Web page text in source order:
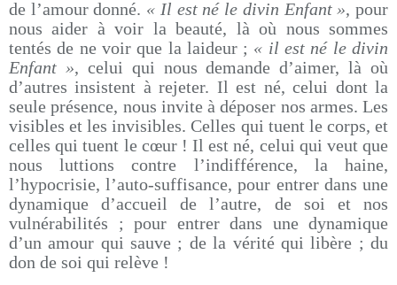
de l’amour donné. « Il est né le divin Enfant », pour
nous aider à voir la beauté, là où nous sommes
tentés de ne voir que la laideur ; « il est né le divin
Enfant », celui qui nous demande d’aimer, là où
d’autres insistent à rejeter. Il est né, celui dont la
seule présence, nous invite à déposer nos armes. Les
visibles et les invisibles. Celles qui tuent le corps, et
celles qui tuent le cœur ! Il est né, celui qui veut que
nous luttions contre l’indifférence, la haine,
l’hypocrisie, l’auto-suffisance, pour entrer dans une
dynamique d’accueil de l’autre, de soi et nos
vulnérabilités ; pour entrer dans une dynamique
d’un amour qui sauve ; de la vérité qui libère ; du
don de soi qui relève !